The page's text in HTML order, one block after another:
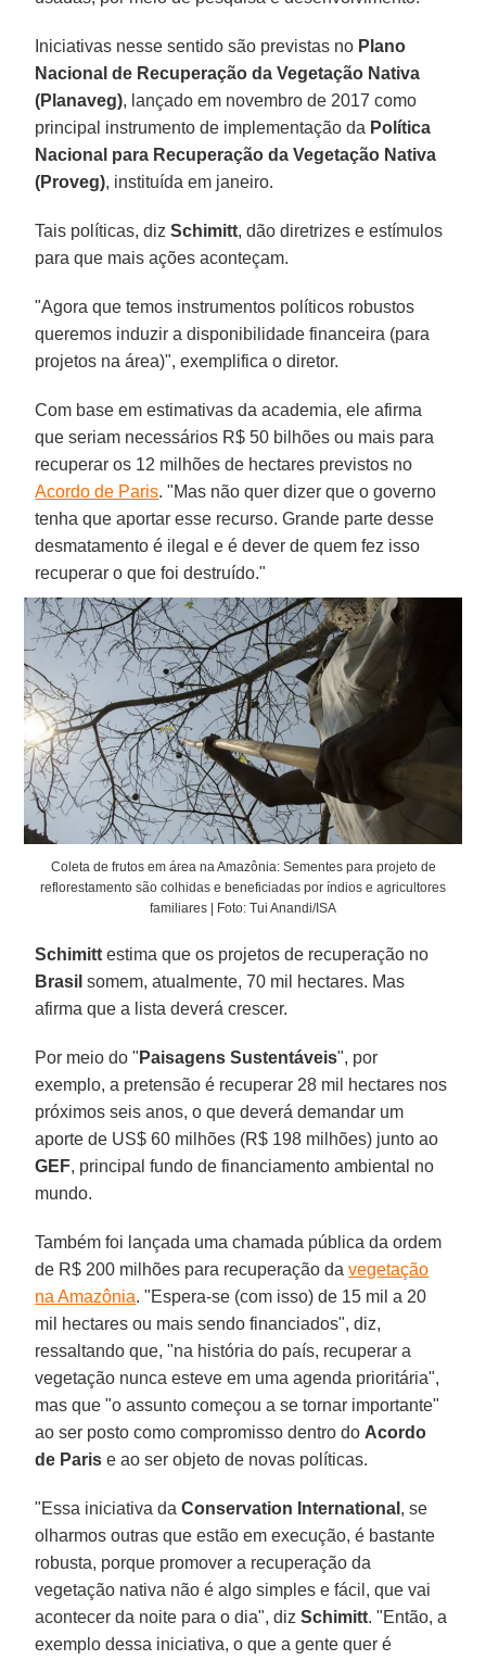
Iniciativas nesse sentido são previstas no Plano
Nacional de Recuperação da Vegetação Nativa
(Planaveg), lançado em novembro de 2017 como
principal instrumento de implementação da Política
Nacional para Recuperação da Vegetação Nativa
(Proveg), instituída em janeiro.
Tais políticas, dizSchimitt, dão diretrizes e estímulos
para que mais ações aconteçam.
"Agora que temos instrumentos políticos robustos
queremos induzir a disponibilidade financeira (para
projetos na área)", exemplifica o diretor.
Com base em estimativas da academia, ele afirma
que seriam necessários R$ 50 bilhões ou mais para
recuperar os 12 milhões de hectares previstos no
Acordo de Paris. "Mas não quer dizer que o governo
tenha que aportar esse recurso. Grande parte desse
desmatamento é ilegal e é dever de quem fez isso
recuperar o que foi destruído."
Coleta de frutos em área na Amazônia: Sementes para projeto de
reflorestamento são colhidas e beneficiadas por índios e agricultores
familiares | Foto: Tui Anandi/ISA
Schimitt estima que os projetos de recuperação no
Brasil somem, atualmente, 70 mil hectares. Mas
afirma que a lista deverá crescer.
Por meio do " Paisagens Sustentáveis", por
exemplo, a pretensão é recuperar 28 mil hectares nos
próximos seis anos, o que deverá demandar um
aporte de US$ 60 milhões (R$ 198 milhões) junto ao
GEF, principal fundo de financiamento ambiental no
mundo.
Também foi lançada uma chamada pública da ordem
de R$ 200 milhões para recuperação davegetação
na Amazônia. "Espera-se (com isso) de 15 mil a 20
mil hectares ou mais sendo financiados", diz,
ressaltando que, "na história do país, recuperar a
vegetação nunca esteve em uma agenda prioritária",
mas que "o assunto começou a se tornar importante"
ao ser posto como compromisso dentro do Acordo
de Paris e ao ser objeto de novas políticas.
"Essa iniciativa daConservation International , se
olharmos outras que estão em execução, é bastante
robusta, porque promover a recuperação da
vegetação nativa não é algo simples e fácil, que vai
acontecer da noite para o dia", dizSchimitt. "Então, a
exemplo dessa iniciativa, o que a gente quer é